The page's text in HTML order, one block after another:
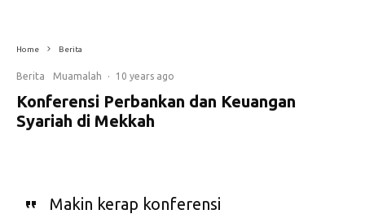
Home Berita
Berita Muamalah · 10 years ago
Konferensi Perbankan dan Keuangan
Syariah di Mekkah
Makin kerap konferensi